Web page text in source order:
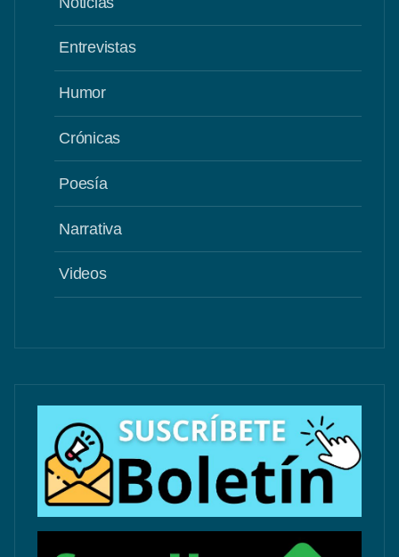
Entrevistas
Humor
Crónicas
Poesía
Narrativa
Videos